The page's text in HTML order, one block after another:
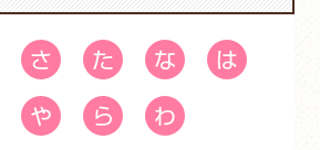
さ た な は
や ら わ